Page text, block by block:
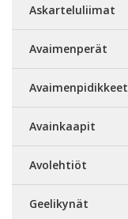
Askarteluliimat
Avaimenperät
Avaimenpidikkeet
Avainkaapit
Avolehtiöt
Geelikynät